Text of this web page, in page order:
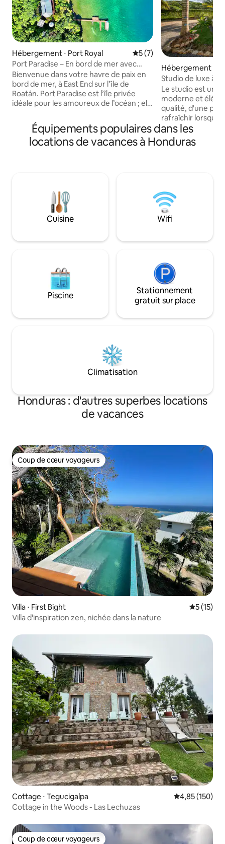
Hébergement ⋅ Port Royal Évaluation moyenne sur
5 (7)
Port Paradise – En bord de mer avec
plage privée et quai
Bienvenue dans votre havre de paix en
bord de mer, à East End sur l’île de
Roatán. Port Paradise est l’île privée
idéale pour les amoureux de l’océan ; elle
plongée sous-marine et de snorkeling
d’exception près de Cow & Calf, où vous
nagerez au milieu d’un kaléidoscope de
Fi rapide, d'une aide pour les transports
et de conseils locaux personnalisés pour
une aventure inoubliable sur l'île.
⭑Contactez-nous pour les réductions
Hébergement ⋅
Studio de luxe à
piscine privée -
Le studio est un
moderne et
qualité, d'une
rafraîchir
magnifique plage
d'un lit King Size
occultants, d'un
de 3-4 minutes
de plage de West
avons un espace
voyageurs. Profitez d'un accès facile aux
Équipements populaires dans les
locations de vacances à Honduras
Cuisine Wifi
Piscine
Stationnement
gratuit sur place
Climatisation
Honduras : d'autres superbes locations
de vacances
Coup de cœur voyageurs
Coup de cœur voyageurs
Villa ⋅ First Bight
5 (15)
Villa d'inspiration zen, nichée dans la nature
Cottage ⋅ Tegucigalpa Évaluation
4,85 (150)
Cottage in the Woods - Las Lechuzas
Coup de cœur voyageurs